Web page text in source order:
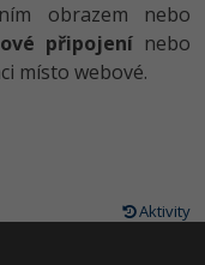
obrazem nebo
připojení nebo
místo webové.
Aktivity